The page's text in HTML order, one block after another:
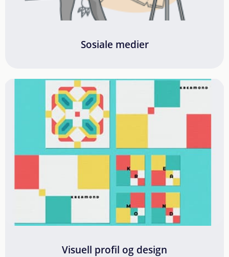
Sosiale medier
Visuell profil og design